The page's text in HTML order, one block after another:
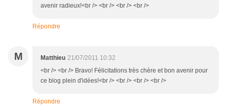
avenir radieux!<br /> <br /> <br /> <br />
Répondre
M Matthieu 21/07/2011 10:32
<br /> <br /> Bravo! Félicitations très chère et bon avenir pour
ce blog plein d'idées!<br /> <br /> <br /> <br />
Répondre